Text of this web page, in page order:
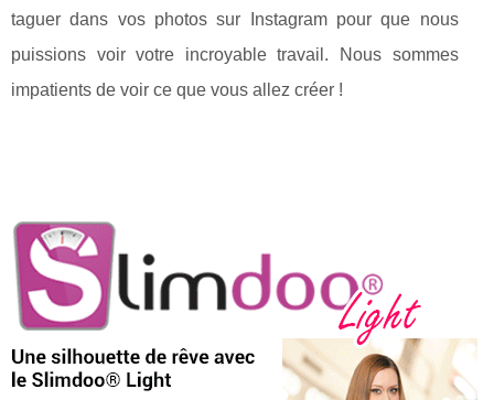
taguer dans vos photos sur Instagram pour que nous
puissions voir votre incroyable travail. Nous sommes
impatients de voir ce que vous allez créer !